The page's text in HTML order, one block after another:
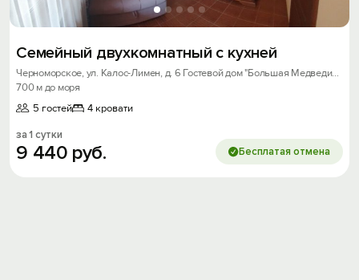
Семейный двухкомнатный с кухней
Черноморское, ул. Калос-Лимен, д. 6 Гостевой дом "Большая Медведица"
700 м до моря
5 гостей
4 кровати
за 1 сутки
9 440 руб. Бесплатая отмена